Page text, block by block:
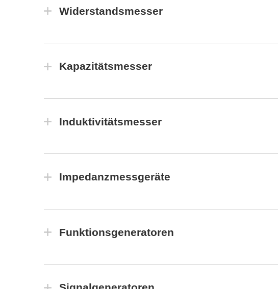
Widerstandsmesser
Kapazitätsmesser
Induktivitätsmesser
Impedanzmessgeräte
Funktionsgeneratoren